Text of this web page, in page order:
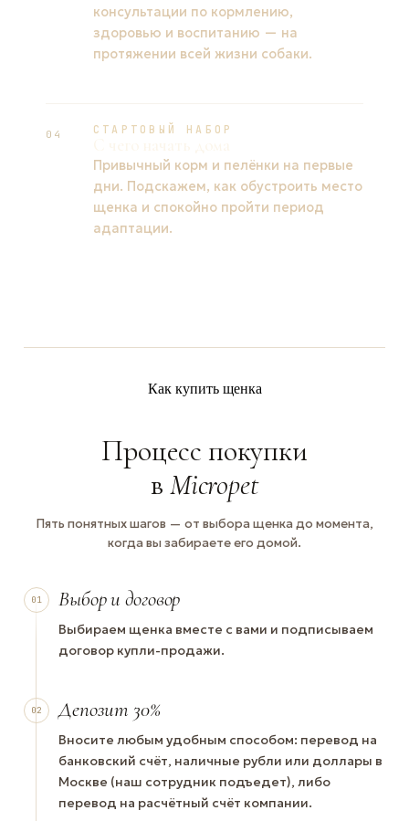
консультации по кормлению,
здоровью и воспитанию — на
протяжении всей жизни собаки.
04 СТАРТОВЫЙ НАБОР
Привычный корм и пелёнки на первые
дни. Подскажем, как обустроить место
щенка и спокойно пройти период
адаптации.
Как купить щенка
Процесс покупки
в Micropet
Пять понятных шагов — от выбора щенка до момента,
когда вы забираете его домой.
01 Выбор и договор
Выбираем щенка вместе с вами и подписываем
договор купли-продажи.
02 Депозит 30%
Вносите любым удобным способом: перевод на
банковский счёт, наличные рубли или доллары в
Москве (наш сотрудник подъедет), либо
перевод на расчётный счёт компании.